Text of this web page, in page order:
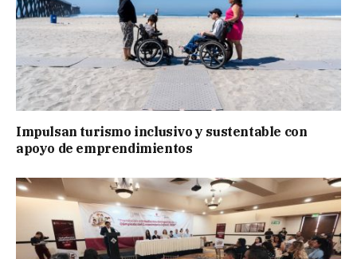
Impulsan turismo inclusivo y sustentable con
apoyo de emprendimientos